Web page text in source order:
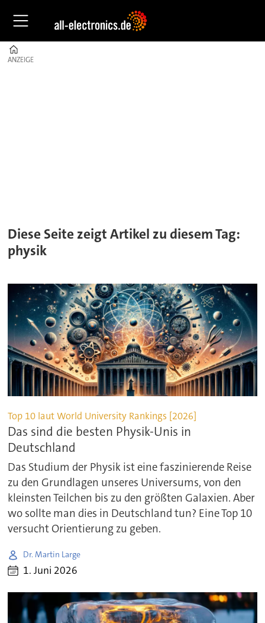
ANZEIGE
ANZEIGE
Diese Seite zeigt Artikel zu diesem Tag:
physik
Top 10 laut World University Rankings [2026]
Das sind die besten Physik-Unis in
Deutschland
Das Studium der Physik ist eine faszinierende Reise
zu den Grundlagen unseres Universums, von den
kleinsten Teilchen bis zu den größten Galaxien. Aber
wo sollte man dies in Deutschland tun? Eine Top 10
versucht Orientierung zu geben.
Dr. Martin Large
1. Juni 2026